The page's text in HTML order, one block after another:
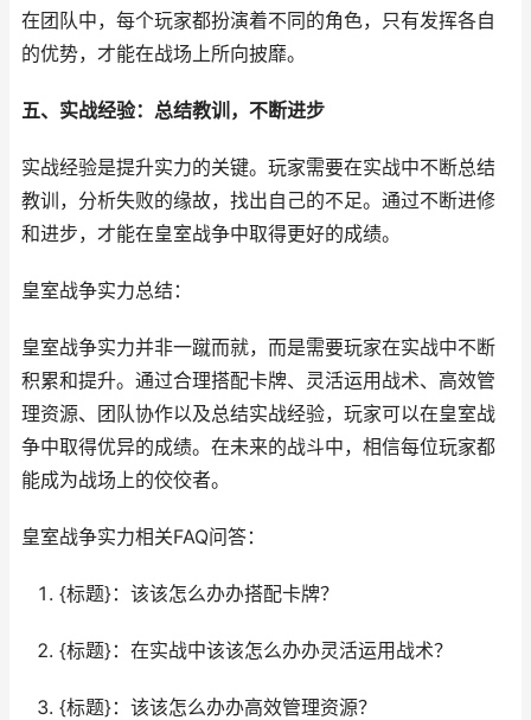
在团队中，每个玩家都扮演着不同的角色，只有发挥各自
的优势，才能在战场上所向披靡。
五、实战经验：总结教训，不断进步
实战经验是提升实力的关键。玩家需要在实战中不断总结
教训，分析失败的缘故，找出自己的不足。通过不断进修
和进步，才能在皇室战争中取得更好的成绩。
皇室战争实力总结：
皇室战争实力并非一蹴而就，而是需要玩家在实战中不断
积累和提升。通过合理搭配卡牌、灵活运用战术、高效管
理资源、团队协作以及总结实战经验，玩家可以在皇室战
争中取得优异的成绩。在未来的战斗中，相信每位玩家都
能成为战场上的佼佼者。
皇室战争实力相关FAQ问答：
{标题}：该该怎么办办搭配卡牌？
{标题}：在实战中该该怎么办办灵活运用战术？
{标题}：该该怎么办办高效管理资源？